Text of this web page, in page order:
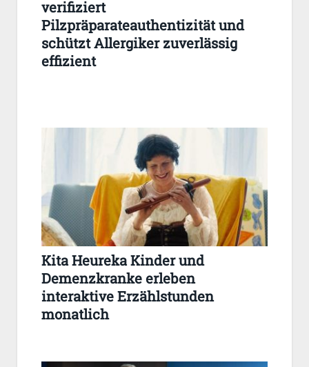
verifiziert
Pilzpräparateauthentizität und
schützt Allergiker zuverlässig
effizient
Kita Heureka Kinder und
Demenzkranke erleben
interaktive Erzählstunden
monatlich